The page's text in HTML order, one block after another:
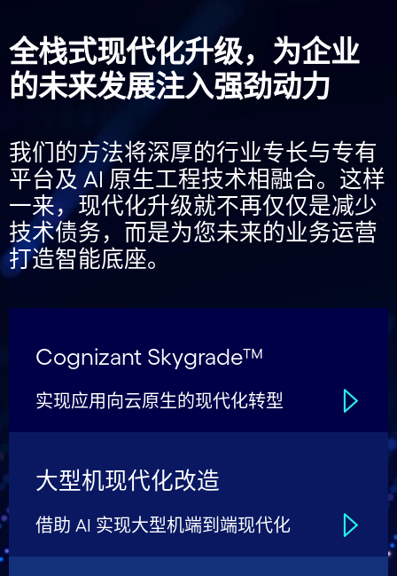
全栈式现代化升级，为企业
的未来发展注入强劲动力
我们的方法将深厚的行业专长与专有
平台及 AI 原生工程技术相融合。这样
一来，现代化升级就不再仅仅是减少
技术债务，而是为您未来的业务运营
打造智能底座。
Cognizant Skygrade™
实现应用向云原生的现代化转型
大型机现代化改造
借助 AI 实现大型机端到端现代化